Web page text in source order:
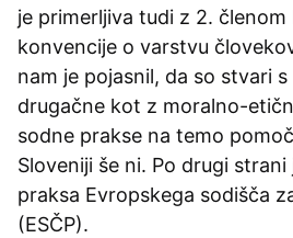
je primerljiva tudi z 2. členom
konvencije o varstvu
nam je pojasnil, da so stvari
drugačne kot z moralno-
sodne prakse na temo
Sloveniji še ni. Po drugi
praksa Evropskega sodišča
(ESČP).